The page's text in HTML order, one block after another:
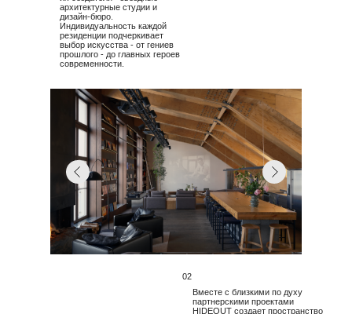
02
архитектурные студии и
дизайн-бюро.
Индивидуальность каждой
резиденции подчеркивает
выбор искусства - от гениев
прошлого - до главных героев
современности.
Вместе с близкими по духу
партнерскими проектами
HIDEOUT создает пространство